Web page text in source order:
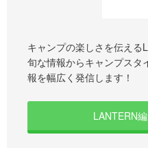
キャンプの楽しさを伝える
旬な情報からキャンプスタ
報を幅広く発信します！
LANTERN